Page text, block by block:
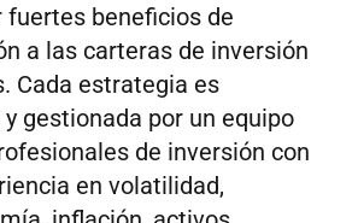
fuertes beneficios de
a las carteras de inversión
Cada estrategia es
gestionada por un equipo
de inversión con
en volatilidad,